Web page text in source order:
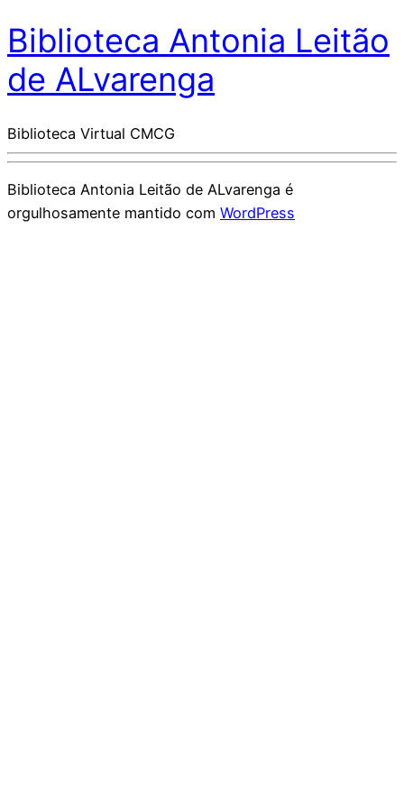
Biblioteca Antonia Leitão
de ALvarenga
Biblioteca Virtual CMCG
Biblioteca Antonia Leitão de ALvarenga é
orgulhosamente mantido com WordPress